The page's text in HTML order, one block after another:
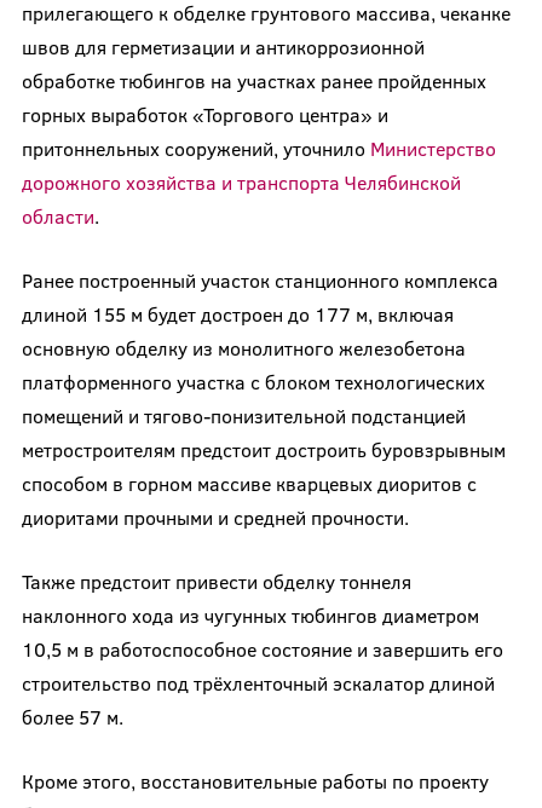
прилегающего к обделке грунтового массива, чеканке
швов для герметизации и антикоррозионной
обработке тюбингов на участках ранее пройденных
горных выработок «Торгового центра» и
притоннельных сооружений, уточнило Министерство
дорожного хозяйства и транспорта Челябинской
области.
Ранее построенный участок станционного комплекса
длиной 155 м будет достроен до 177 м, включая
основную обделку из монолитного железобетона
платформенного участка с блоком технологических
помещений и тягово-понизительной подстанцией
метростроителям предстоит достроить буровзрывным
способом в горном массиве кварцевых диоритов с
диоритами прочными и средней прочности.
Также предстоит привести обделку тоннеля
наклонного хода из чугунных тюбингов диаметром
10,5 м в работоспособное состояние и завершить его
строительство под трёхленточный эскалатор длиной
более 57 м.
Кроме этого, восстановительные работы по проекту